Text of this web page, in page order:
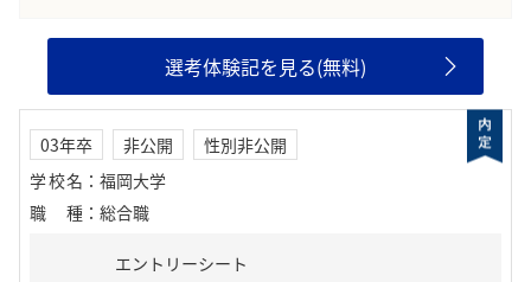
選考体験記を見る(無料)
03年卒 非公開
性別非公開
学校名 ： 福岡大学
職種 ： 総合職
エントリーシート